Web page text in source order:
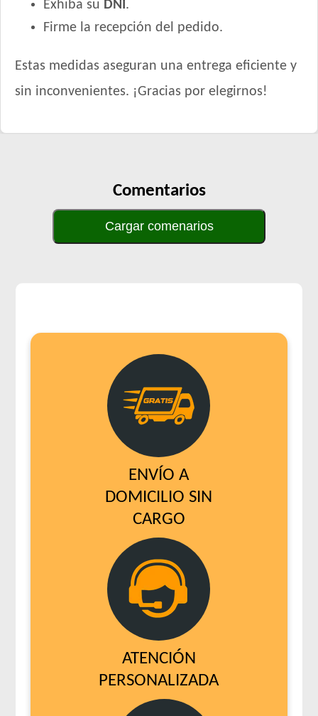
Exhiba su DNI.
Firme la recepción del pedido.
Estas medidas aseguran una entrega eficiente y
sin inconvenientes. ¡Gracias por elegirnos!
Comentarios
Cargar comenarios
ENVÍO A
DOMICILIO SIN
CARGO
ATENCIÓN
PERSONALIZADA